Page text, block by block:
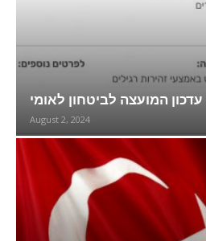
עדכון המועצה לביטחון לאומי
August 2, 2024